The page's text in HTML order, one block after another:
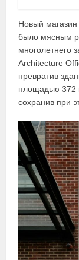
Новый
было мясным
многолетнего
Architecture
превратив
площадью 372
сохранив при